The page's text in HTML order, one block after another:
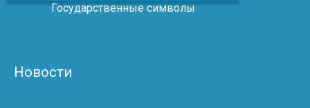
Государственные символы
Новости